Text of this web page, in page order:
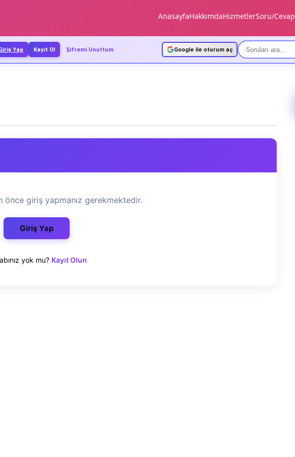
AnasayfaHakkımdaHizmetlerSoru/Cevap
Yap Kayıt Ol Şifremi Unuttum Google ile oturum aç
önce giriş yapmanız gerekmektedir.
Giriş Yap
yok mu? Kayıt Olun